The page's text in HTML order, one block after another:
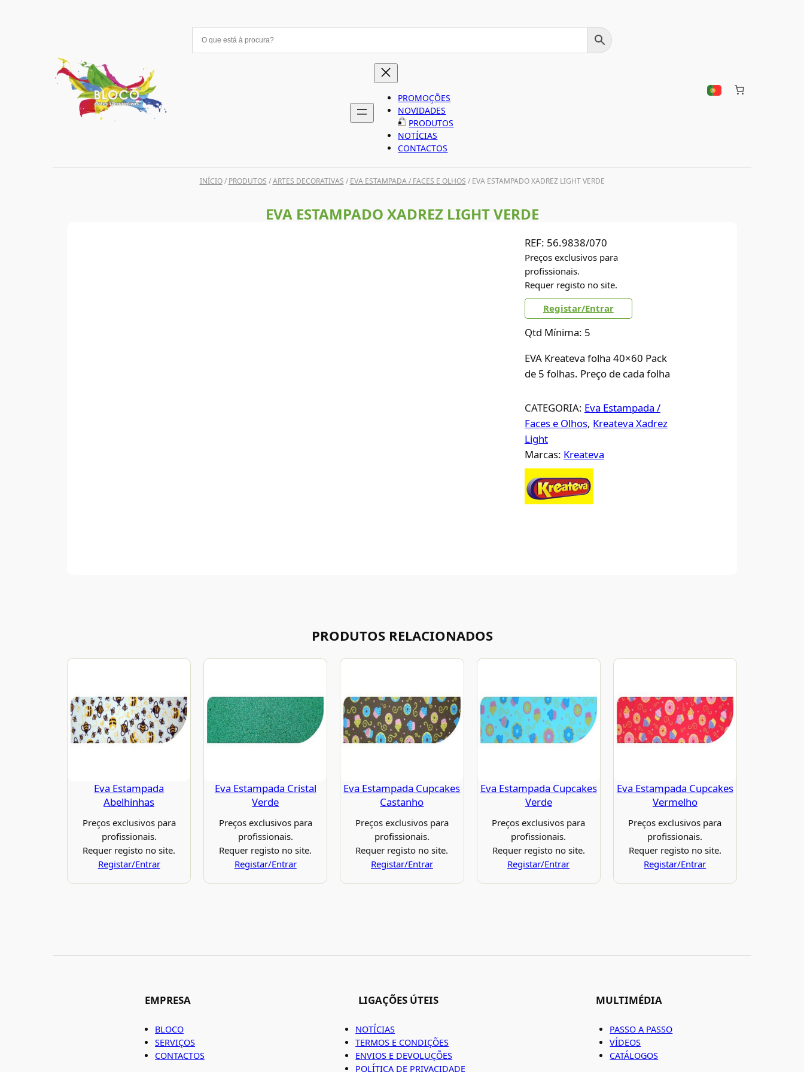
PROMOÇÕES
NOVIDADES
PRODUTOS
NOTÍCIAS
CONTACTOS
INÍCIO/ PRODUTOS /ARTES DECORATIVAS / EVA ESTAMPADA / FACES E OLHOS / EVA ESTAMPADO XADREZ LIGHT VERDE
EVA ESTAMPADO XADREZ LIGHT VERDE
REF: 56.9838/070
Preços exclusivos para
profissionais.
Requer registo no site.
Registar/Entrar
Qtd Mínima: 5
EVA Kreateva folha 40×60 Pack
de 5 folhas. Preço de cada folha
CATEGORIA: Eva Estampada /
Faces e Olhos, Kreateva Xadrez
Light
Marcas: Kreateva
PRODUTOS RELACIONADOS
Eva Estampada
Abelhinhas
Preços exclusivos para
profissionais.
Requer registo no site.
Registar/Entrar
Eva Estampada Cristal
Verde
Preços exclusivos para
profissionais.
Requer registo no site.
Registar/Entrar
Eva Estampada Cupcakes
Castanho
Preços exclusivos para
profissionais.
Requer registo no site.
Registar/Entrar
Eva Estampada Cupcakes
Verde
Preços exclusivos para
profissionais.
Requer registo no site.
Registar/Entrar
Eva Estampada Cupcakes
Vermelho
Preços exclusivos para
profissionais.
Requer registo no site.
Registar/Entrar
EMPRESA
BLOCO
SERVIÇOS
CONTACTOS
LIGAÇÕES ÚTEIS
NOTÍCIAS
TERMOS E CONDIÇÕES
ENVIOS E DEVOLUÇÕES
POLÍTICA DE PRIVACIDADE
MULTIMÉDIA
PASSO A PASSO
VÍDEOS
CATÁLOGOS